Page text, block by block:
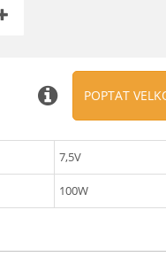
POPTAT
7,5V
100W